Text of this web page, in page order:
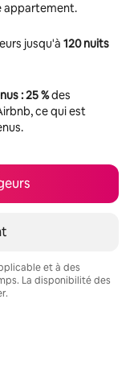
appartement.
jusqu'à 120 nuits
: 25 %des
ce qui est
et à des
La disponibilité des